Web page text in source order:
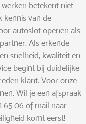
betekent niet
kennis van de
autoslot openen als
Als erkende
snelheid, kwaliteit en
begint bij duidelijke
klant. Voor onze
Wil je een afspraak
65 06 of mail naar
komt eerst!